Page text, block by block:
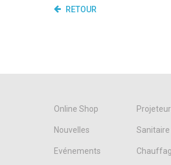
RETOUR
Online Shop
Nouvelles Sanitaire
Evénements